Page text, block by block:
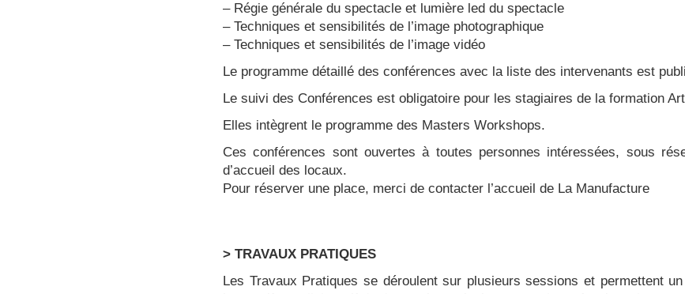
– Régie générale du spectacle et lumière led du spectacle
– Techniques et sensibilités de l’image photographique
– Techniques et sensibilités de l’image vidéo
Le programme détaillé des conférences avec la liste des intervenants est
Le suivi des Conférences est obligatoire pour les stagiaires de la formation
Elles intègrent le programme des Masters Workshops.
Ces conférences sont ouvertes à toutes personnes intéressées, sous
d’accueil des locaux.
Pour réserver une place, merci de contacter l’accueil de La Manufacture
> TRAVAUX PRATIQUES
Les Travaux Pratiques se déroulent sur plusieurs sessions et permettent